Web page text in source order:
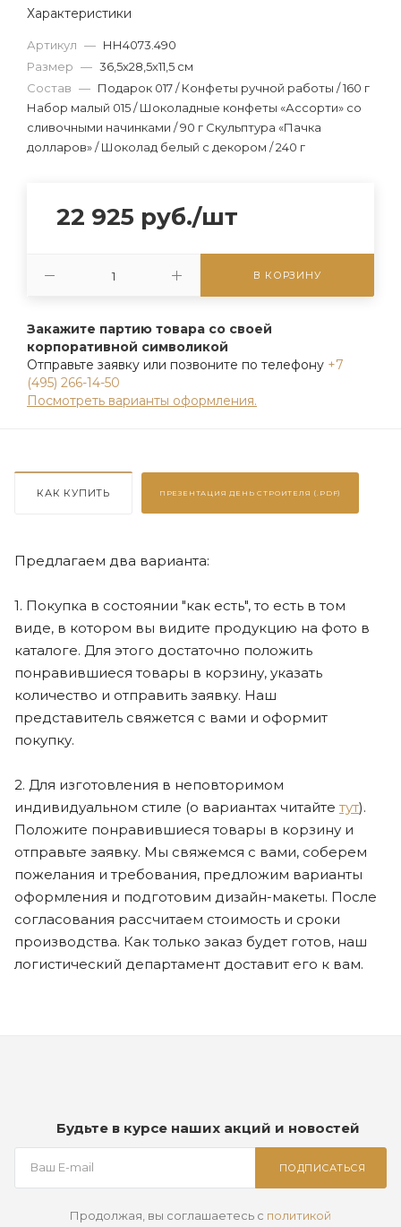
Характеристики
Артикул — НН4073.490
Размер — 36,5х28,5х11,5 см
Состав — Подарок 017 / Конфеты ручной работы / 160 г
Набор малый 015 / Шоколадные конфеты «Ассорти» со
сливочными начинками / 90 г Скульптура «Пачка
долларов» / Шоколад белый с декором / 240 г
22 925 руб./шт
В КОРЗИНУ
Закажите партию товара со своей
корпоративной символикой
Отправьте заявку или позвоните по телефону +7
(495) 266-14-50
Посмотреть варианты оформления.
КАК КУПИТЬ ПРЕЗЕНТАЦИЯ ДЕНЬ СТРОИТЕЛЯ (.PDF)
Предлагаем два варианта:
1. Покупка в состоянии "как есть", то есть в том
виде, в котором вы видите продукцию на фото в
каталоге. Для этого достаточно положить
понравившиеся товары в корзину, указать
количество и отправить заявку. Наш
представитель свяжется с вами и оформит
покупку.
2. Для изготовления в неповторимом
индивидуальном стиле (о вариантах читайте тут).
Положите понравившиеся товары в корзину и
отправьте заявку. Мы свяжемся с вами, соберем
пожелания и требования, предложим варианты
оформления и подготовим дизайн-макеты. После
согласования рассчитаем стоимость и сроки
производства. Как только заказ будет готов, наш
логистический департамент доставит его к вам.
Будьте в курсе наших акций и новостей
ПОДПИСАТЬСЯ
Продолжая, вы соглашаетесь с политикой